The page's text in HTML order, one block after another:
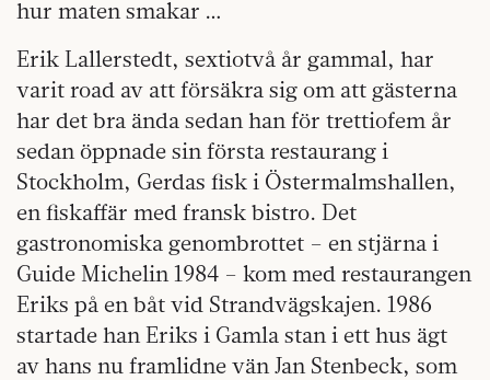
hur maten smakar …
Erik Lallerstedt, sextiotvå år gammal, har
varit road av att försäkra sig om att gästerna
har det bra ända sedan han för trettiofem år
sedan öppnade sin första restaurang i
Stockholm, Gerdas fisk i Östermalmshallen,
en fiskaffär med fransk bistro. Det
gastronomiska genombrottet – en stjärna i
Guide Michelin 1984 – kom med restaurangen
Eriks på en båt vid Strandvägskajen. 1986
startade han Eriks i Gamla stan i ett hus ägt
av hans nu framlidne vän Jan Stenbeck, som